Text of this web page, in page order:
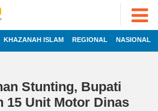
KHAZANAH ISLAM REGIONAL NASIONAL
Stunting, Bupati
15 Unit Motor Dinas